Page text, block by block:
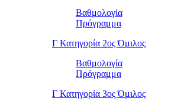
Βαθμολογία
Πρόγραμμα
Γ Κατηγορία 2ος Όμιλος
Βαθμολογία
Πρόγραμμα
Γ Κατηγορία 3ος Όμιλος